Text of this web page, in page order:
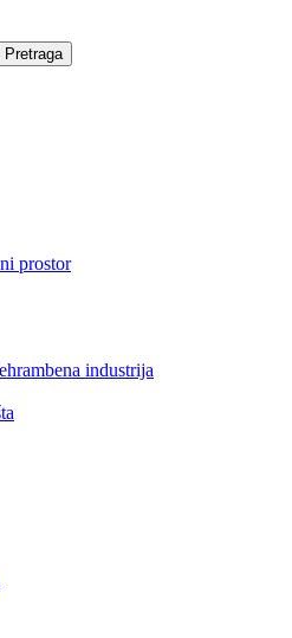
Pretraga
prostor
industrija